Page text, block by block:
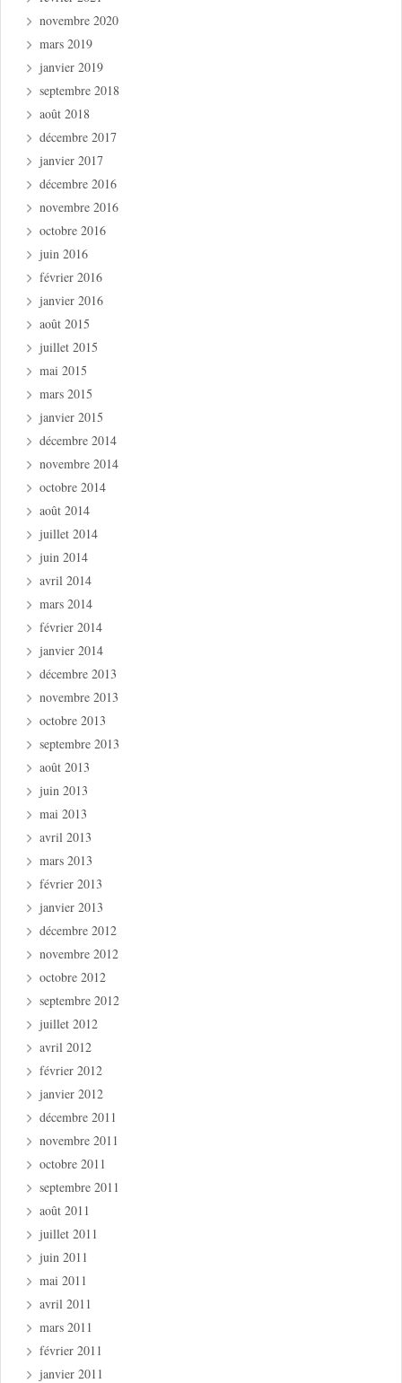
novembre 2020
mars 2019
janvier 2019
septembre 2018
août 2018
décembre 2017
janvier 2017
décembre 2016
novembre 2016
octobre 2016
juin 2016
février 2016
janvier 2016
août 2015
juillet 2015
mai 2015
mars 2015
janvier 2015
décembre 2014
novembre 2014
octobre 2014
août 2014
juillet 2014
juin 2014
avril 2014
mars 2014
février 2014
janvier 2014
décembre 2013
novembre 2013
octobre 2013
septembre 2013
août 2013
juin 2013
mai 2013
avril 2013
mars 2013
février 2013
janvier 2013
décembre 2012
novembre 2012
octobre 2012
septembre 2012
juillet 2012
avril 2012
février 2012
janvier 2012
décembre 2011
novembre 2011
octobre 2011
septembre 2011
août 2011
juillet 2011
juin 2011
mai 2011
avril 2011
mars 2011
février 2011
janvier 2011